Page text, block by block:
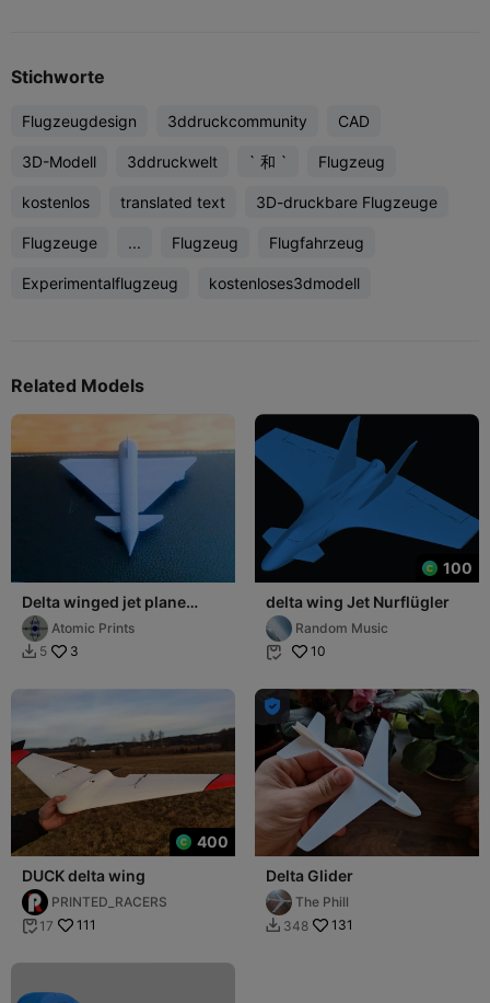
Stichworte
Flugzeugdesign 3ddruckcommunity CAD
3D-Modell 3ddruckwelt ` 和 ` Flugzeug
kostenlos translated text 3D-druckbare Flugzeuge
Flugzeuge ... Flugzeug Flugfahrzeug
Experimentalflugzeug kostenloses3dmodell
Related Models
Delta winged jet plane
(fixed)Atomic Prints
 5 3
100
delta wing Jet Nurflügler
Random Music
 10
400
DUCK delta wing
PRINTED_RACERS
 17 111

Delta Glider
The Phill
 348 131